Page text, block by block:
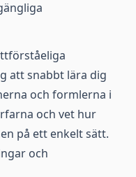
att snabbt lära dig
och formlerna i
och vet hur
på ett enkelt sätt.
och